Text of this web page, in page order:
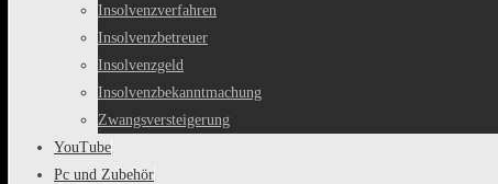
Insolvenzverfahren
Insolvenzbetreuer
Insolvenzgeld
Insolvenzbekanntmachung
Zwangsversteigerung
YouTube
Pc und Zubehör